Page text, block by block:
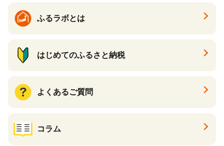
ふるラボとは
はじめてのふるさと納税
よくあるご質問
コラム